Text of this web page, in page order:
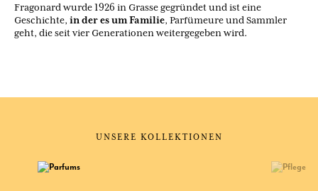
Fragonard wurde 1926 in Grasse gegründet und ist eine
Geschichte, in der es um Familie, Parfümeure und Sammler
geht, die seit vier Generationen weitergegeben wird.
UNSERE KOLLEKTIONEN